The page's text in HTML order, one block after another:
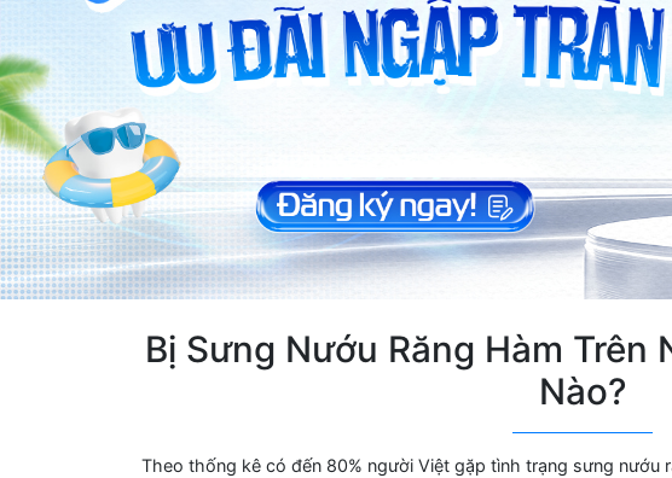
Bị Sưng Nướu Răng Hàm Trên
Nào?
Theo thống kê có đến 80% người Việt gặp tình trạng sưng nướu